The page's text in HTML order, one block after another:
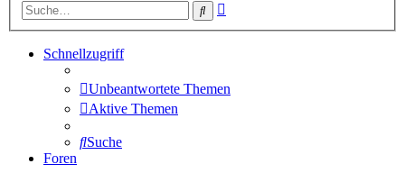
Suche
Schnellzugriff
Unbeantwortete Themen
Aktive Themen
Suche
Foren